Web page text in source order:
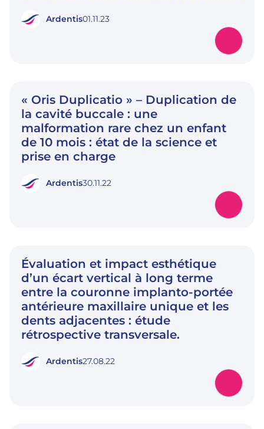
Ardentis01.11.23
« Oris Duplicatio » – Duplication de
la cavité buccale : une
malformation rare chez un enfant
de 10 mois : état de la science et
prise en charge
Ardentis30.11.22
Évaluation et impact esthétique
d’un écart vertical à long terme
entre la couronne implanto-portée
antérieure maxillaire unique et les
dents adjacentes : étude
rétrospective transversale.
Ardentis27.08.22